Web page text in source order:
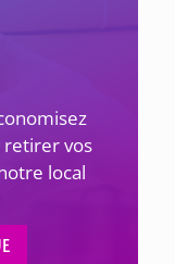
1 avril 2026
JUSTES –
de
retirer vos
local